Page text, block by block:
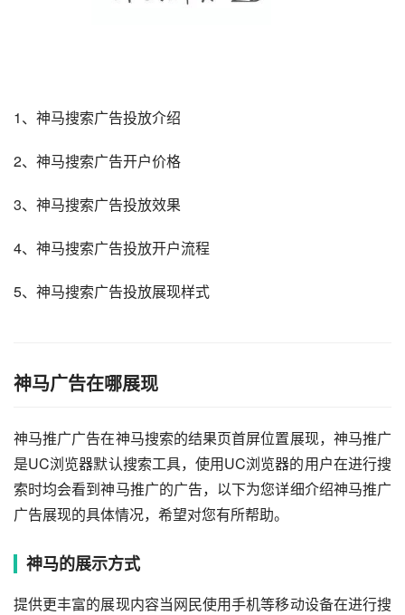
1、 神马搜索广告投放介绍
2、 神马搜索广告开户价格
3、 神马搜索广告投放效果
4、 神马搜索广告投放开户流程
5、 神马搜索广告投放展现样式
神马广告在哪展现
神马推广广告在神马搜索的结果页首屏位置展现，神马推广
是UC浏览器默认搜索工具，使用UC浏览器的用户在进行搜
索时均会看到神马推广的广告，以下为您详细介绍神马推广
广告展现的具体情况，希望对您有所帮助。
神马的展示方式
提供更丰富的展现内容当网民使用手机等移动设备在进行搜